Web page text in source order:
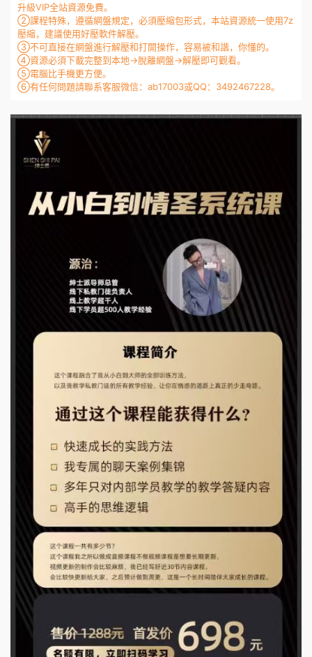
升級VIP全站資源免費。
②課程特殊，遵循網盤規定，必須壓縮包形式，本站資源統一使用7z
壓縮，建議使用好壓軟件解壓。
③不可直接在網盤進行解壓和打開操作，容易被和諧，你懂的。
④資源必須下載完整到本地→脫離網盤→解壓即可觀看。
⑤電腦比手機更方便。
⑥有任何問題請聯系客服微信：ab17003或QQ：3492467228。